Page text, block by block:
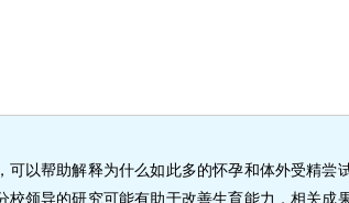
可以帮助解释为什么如此多的怀孕和体外受精尝
校领导的研究可能有助于改善生育能力，相关成